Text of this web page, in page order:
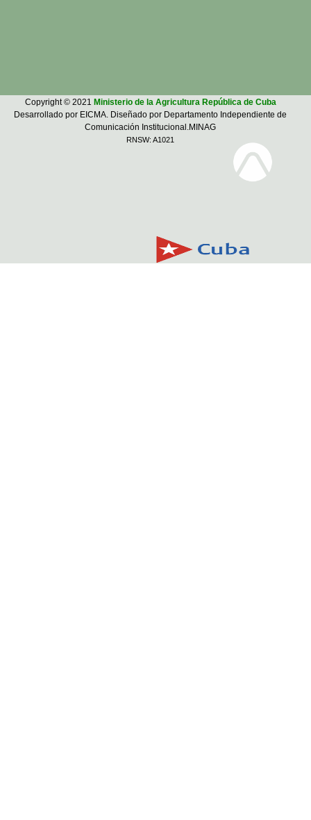
Copyright © 2021 Ministerio de la Agricultura República de Cuba
Desarrollado por EICMA. Diseñado por Departamento Independiente de
Comunicación Institucional.MINAG
RNSW: A1021